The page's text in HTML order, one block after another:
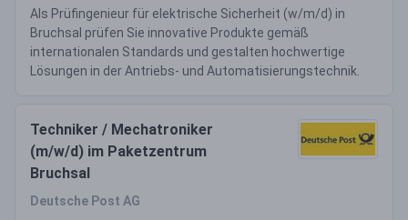
Als Prüfingenieur für elektrische Sicherheit (w/m/d) in
Bruchsal prüfen Sie innovative Produkte gemäß
internationalen Standards und gestalten hochwertige
Lösungen in der Antriebs- und Automatisierungstechnik.
Techniker / Mechatroniker
(m/w/d) im Paketzentrum
Bruchsal
Deutsche Post AG